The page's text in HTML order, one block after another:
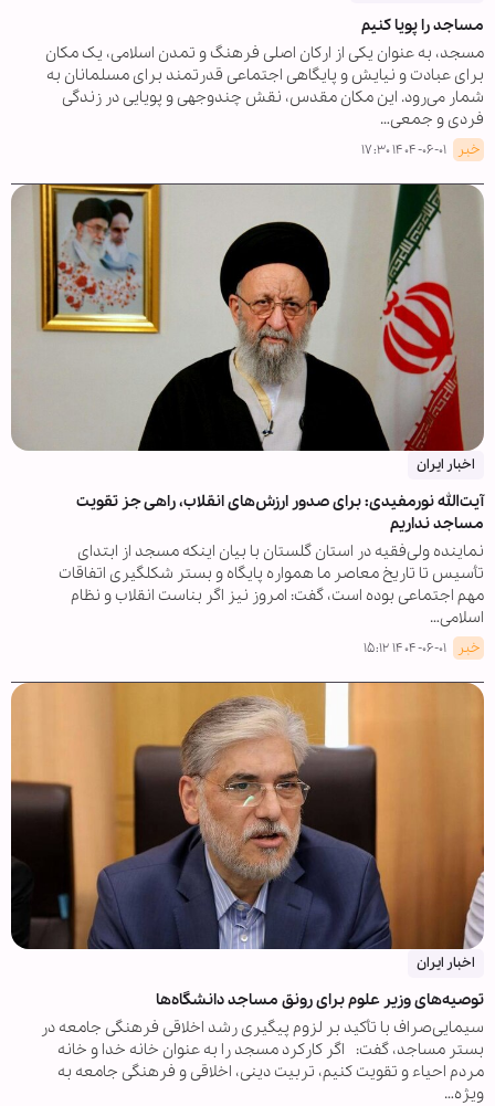
مساجد را پویا کنیم
مسجد، به عنوان یکی از ارکان اصلی فرهنگ و تمدن اسلامی، یک مکان
برای عبادت و نیایش و پایگاهی اجتماعی قدرتمند برای مسلمانان به
شمار می‌رود. این مکان مقدس، نقش چندوجهی و پویایی در زندگی
فردی و جمعی…
خبر ۱۴۰۴-۰۶-۰۱ ۱۷:۳۰
اخبار ایران
آیت‌الله نورمفیدی: برای صدور ارزش‌های انقلاب، راهی جز تقویت
مساجد نداریم
نماینده ولی‌فقیه در استان گلستان با بیان اینکه مسجد از ابتدای
تأسیس تا تاریخ معاصر ما همواره پایگاه و بستر شکلگیری اتفاقات
مهم اجتماعی بوده است، گفت: امروز نیز اگر بناست انقلاب و نظام
اسلامی…
خبر ۱۴۰۴-۰۶-۰۱ ۱۵:۱۲
اخبار ایران
توصیه‌های وزیر علوم برای رونق مساجد دانشگاه‌ها
سیمایی‌صراف با تأکید بر لزوم پیگیری رشد اخلاقی فرهنگی جامعه در
بستر مساجد، گفت: اگر کارکرد مسجد را به عنوان خانه خدا و خانه
مردم احیاء و تقویت کنیم، تربیت دینی، اخلاقی و فرهنگی جامعه به
ویژه…